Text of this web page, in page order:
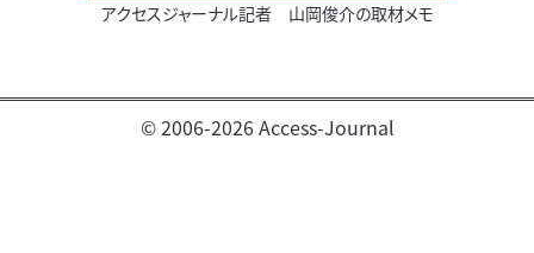
アクセスジャーナル記者 山岡俊介の取材メモ
© 2006-2026 Access-Journal